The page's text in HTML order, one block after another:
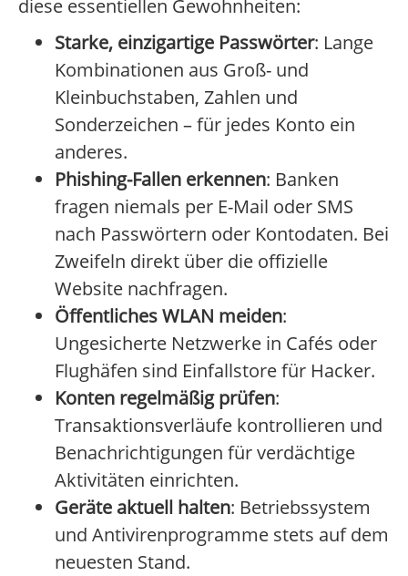
diese essentiellen Gewohnheiten:
Starke, einzigartige Passwörter: Lange
Kombinationen aus Groß- und
Kleinbuchstaben, Zahlen und
Sonderzeichen – für jedes Konto ein
anderes.
Phishing-Fallen erkennen: Banken
fragen niemals per E-Mail oder SMS
nach Passwörtern oder Kontodaten. Bei
Zweifeln direkt über die offizielle
Website nachfragen.
Öffentliches WLAN meiden:
Ungesicherte Netzwerke in Cafés oder
Flughäfen sind Einfallstore für Hacker.
Konten regelmäßig prüfen:
Transaktionsverläufe kontrollieren und
Benachrichtigungen für verdächtige
Aktivitäten einrichten.
Geräte aktuell halten: Betriebssystem
und Antivirenprogramme stets auf dem
neuesten Stand.